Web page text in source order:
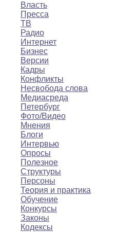
Власть
Пресса
ТВ
Радио
Интернет
Бизнес
Версии
Кадры
Конфликты
Несвобода слова
Медиасреда
Петербург
Фото/Видео
Мнения
Блоги
Интервью
Опросы
Полезное
Структуры
Персоны
Теория и практика
Обучение
Конкурсы
Законы
Кодексы